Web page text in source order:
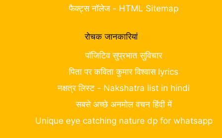
फैक्ट्स नॉलेज - HTML Sitemap
रोचक जानकारियां
पॉजिटिव सुप्रभात सुविचार
पिता पर कविता कुमार विश्वास lyrics
नक्षत्र लिस्ट - Nakshatra list in hindi
सबसे अच्छे अनमोल वचन हिंदी में
Unique eye catching nature dp for whatsapp